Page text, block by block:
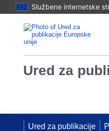
Službene internetske
Ured za
Ured za publikacije